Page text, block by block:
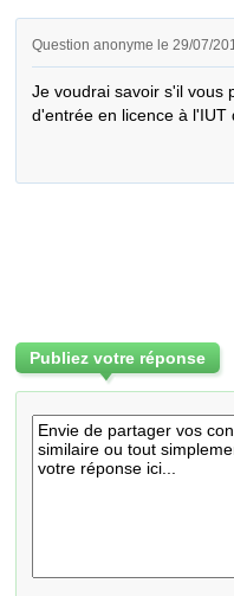
Question anonyme le 29/07/
Je voudrai savoir s'il vous
d'entrée en licence à l'IUT
Publiez votre réponse